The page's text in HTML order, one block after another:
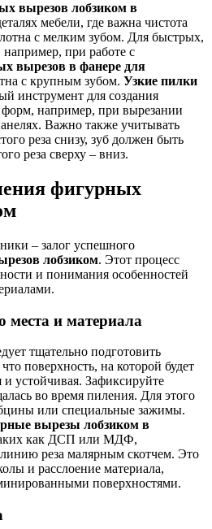
вырезов лобзиком в
мебели, где важна чистота
с мелким зубом. Для быстрых,
при работе с
вырезов в фанере для
с крупным зубом. Узкие пилки
инструмент для создания
например, при вырезании
Важно также учитывать
реза снизу, зуб должен быть
реза сверху – вниз.
фигурных
– залог успешного
лобзиком. Этот процесс
и понимания особенностей
места и материала
тщательно подготовить
поверхность, на которой будет
и устойчивая. Зафиксируйте
во время пиления. Для этого
или специальные зажимы.
вырезы лобзиком в
как ДСП или МДФ,
реза малярным скотчем. Это
и расслоение материала,
поверхностями.